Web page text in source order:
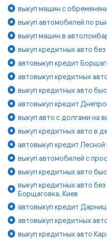
выкуп машин с
выкуп автомобилей по
выкуп машин в
выкуп кредитных авто
автовыкуп кредит
автовыкуп кредитных
выкуп кредитных авто
автовыкуп кредит
выкуп авто с долгами на
выкуп кредитных авто в
автовыкуп кредит Лесной
выкуп автомобилей с
выкуп кредитных авто
выкуп кредитных авто
Борщаговка, Киев
автовыкуп кредит
автовыкуп кредитных
выкуп кредитных авто